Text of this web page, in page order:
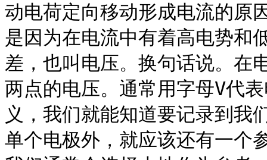
动电荷定向移动形成电流的原
是因为在电流中有着高电势和
差，也叫电压。换句话说。在
两点的电压。通常用字母V代
义，我们就能知道要记录到我
单个电极外，就应该还有一个